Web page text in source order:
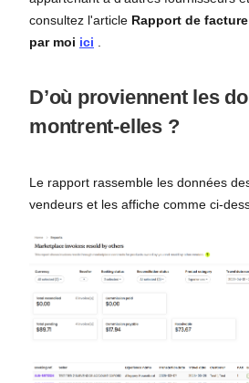
consultez l'article Rapport de
par moi ici
D’où proviennent les
montrent-elles ?
Le rapport rassemble les données
vendeurs et les affiche comme ci-